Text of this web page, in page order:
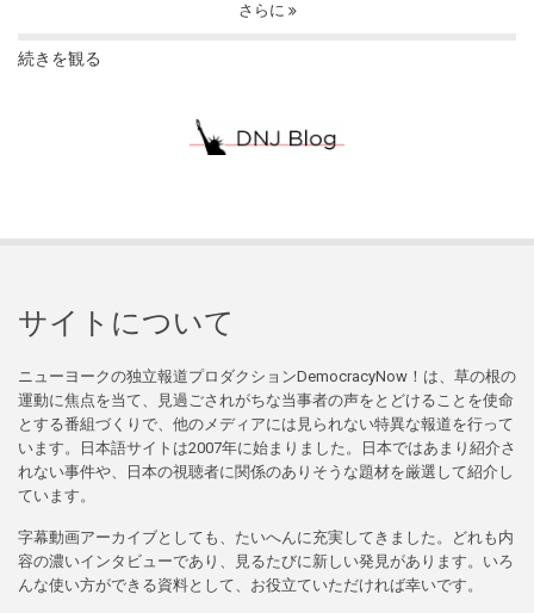
さらに
続きを観る
サイトについて
ニューヨークの独立報道プロダクションDemocracyNow！は、草の根の
運動に焦点を当て、見過ごされがちな当事者の声をとどけることを使命
とする番組づくりで、他のメディアには見られない特異な報道を行って
います。日本語サイトは2007年に始まりました。日本ではあまり紹介さ
れない事件や、日本の視聴者に関係のありそうな題材を厳選して紹介し
ています。
字幕動画アーカイブとしても、たいへんに充実してきました。どれも内
容の濃いインタビューであり、見るたびに新しい発見があります。いろ
んな使い方ができる資料として、お役立ていただければ幸いです。